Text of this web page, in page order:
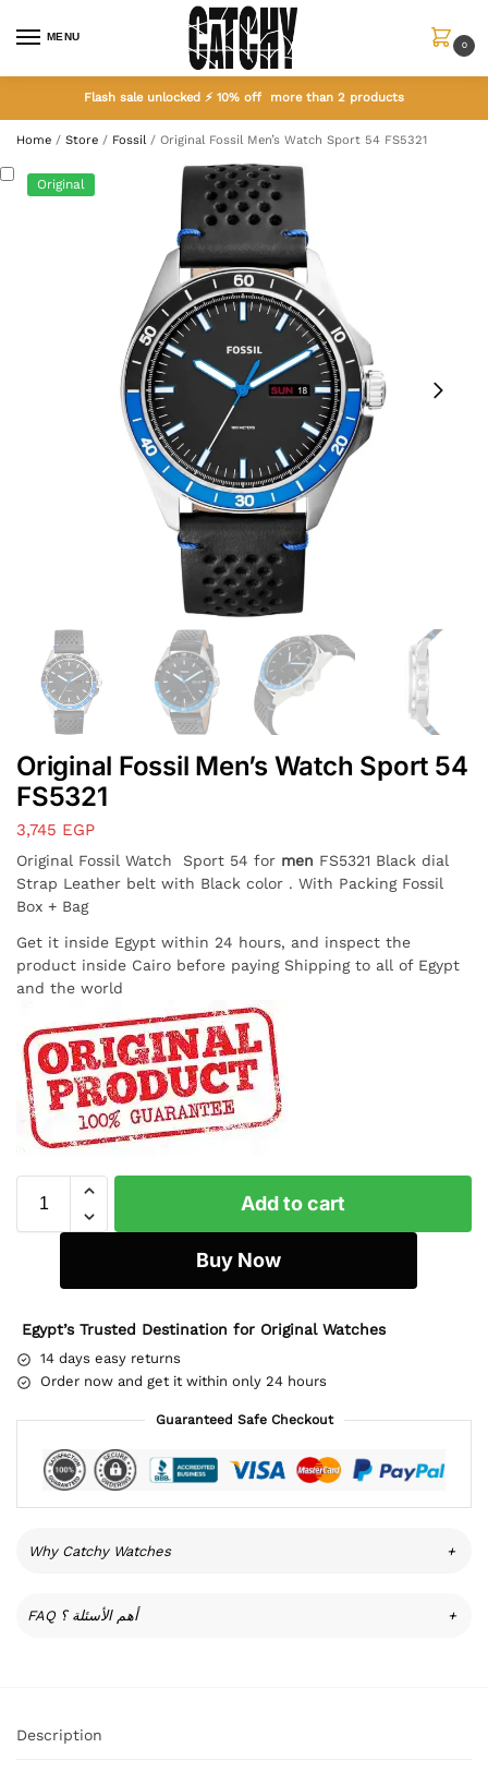
MENU
0
Flash sale unlocked ⚡ 10% off more than 2 products
Home / Store / Fossil / Original Fossil Men’s Watch Sport 54 FS5321
Original
Original Fossil Men’s Watch Sport 54
FS5321
3,745 EGP
Original Fossil Watch Sport 54 for men FS5321 Black dial
Strap Leather belt with Black color . With Packing Fossil
Box + Bag
Get it inside Egypt within 24 hours, and inspect the
product inside Cairo before paying Shipping to all of Egypt
and the world
Add to cart
Buy Now
Egypt’s Trusted Destination for Original Watches
14 days easy returns
Order now and get it within only 24 hours
Guaranteed Safe Checkout
Why Catchy Watches +
FAQ أهم الأسئلة ؟ +
Description